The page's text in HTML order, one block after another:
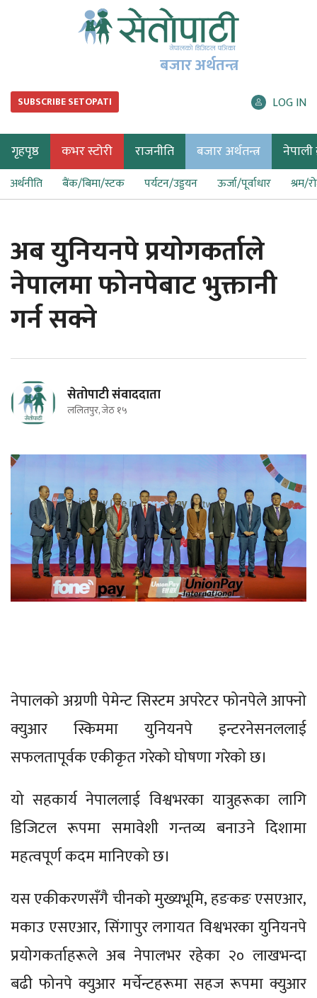
बजार अर्थतन्त्र
SUBSCRIBE SETOPATI LOG IN
गृहपृष्ठ कभर स्टोरी राजनीति बजार अर्थतन्त्र नेपाली
अर्थनीति बैंक/बिमा/स्टक पर्यटन/उड्डयन ऊर्जा/पूर्वाधार श्रम/
अब युनियनपे प्रयोगकर्ताले
नेपालमा फोनपेबाट भुक्तानी
गर्न सक्ने
सेतोपाटी संवाददाता
ललितपुर, जेठ १५
नेपालको अग्रणी पेमेन्ट सिस्टम अपरेटर फोनपेले आफ्नो
क्युआर स्किममा युनियनपे इन्टरनेसनललाई
सफलतापूर्वक एकीकृत गरेको घोषणा गरेको छ।
यो सहकार्य नेपाललाई विश्वभरका यात्रुहरूका लागि
डिजिटल रूपमा समावेशी गन्तव्य बनाउने दिशामा
महत्वपूर्ण कदम मानिएको छ।
यस एकीकरणसँगै चीनको मुख्यभूमि, हङकङ एसएआर,
मकाउ एसएआर, सिंगापुर लगायत विश्वभरका युनियनपे
प्रयोगकर्ताहरूले अब नेपालभर रहेका २० लाखभन्दा
बढी फोनपे क्युआर मर्चेन्टहरूमा सहज रूपमा क्युआर